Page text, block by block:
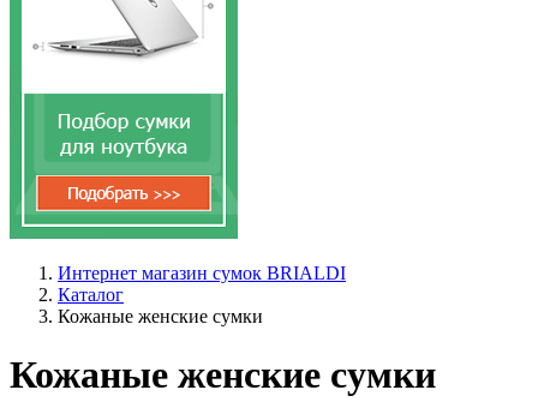
Интернет магазин сумок BRIALDI
Каталог
Кожаные женские сумки
Кожаные женские сумки